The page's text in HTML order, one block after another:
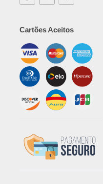
Cartões Aceitos